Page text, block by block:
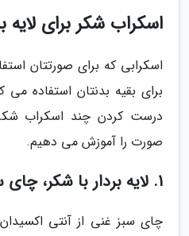
اسکراب شکر برای
اسکرابی که برای صورتتان
برای بقیه بدنتان استفاده می
درست کردن چند اسکراب شکر
صورت را آموزش می دهیم.
1. لایه بردار با شکر، چای سبز و عسل
چای سبز غنی از آنتی